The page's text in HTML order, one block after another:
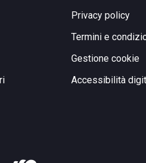
Privacy policy
Termini e
Gestione cookie
Accessibilità